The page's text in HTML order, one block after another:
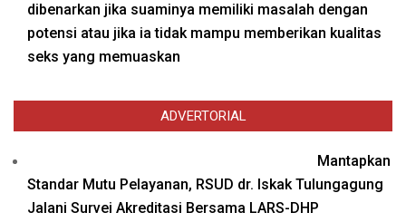
dibenarkan jika suaminya memiliki masalah dengan
potensi atau jika ia tidak mampu memberikan kualitas
seks yang memuaskan
ADVERTORIAL
Mantapkan
Standar Mutu Pelayanan, RSUD dr. Iskak Tulungagung
Jalani Survei Akreditasi Bersama LARS-DHP